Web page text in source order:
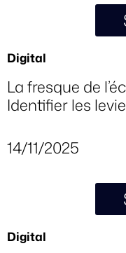
Digital
La fresque de
Identifier les
14/11/2025
Digital